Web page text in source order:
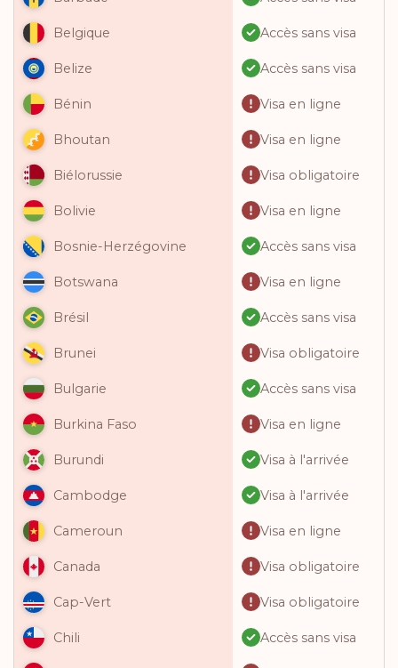
Belgique Accès sans visa
Belize Accès sans visa
Bénin Visa en ligne
Bhoutan Visa en ligne
Biélorussie Visa obligatoire
Bolivie Visa en ligne
Bosnie-Herzégovine Accès sans visa
Botswana Visa en ligne
Brésil Accès sans visa
Brunei Visa obligatoire
Bulgarie Accès sans visa
Burkina Faso Visa en ligne
Burundi Visa à l'arrivée
Cambodge Visa à l'arrivée
Cameroun Visa en ligne
Canada Visa obligatoire
Cap-Vert Visa obligatoire
Chili Accès sans visa